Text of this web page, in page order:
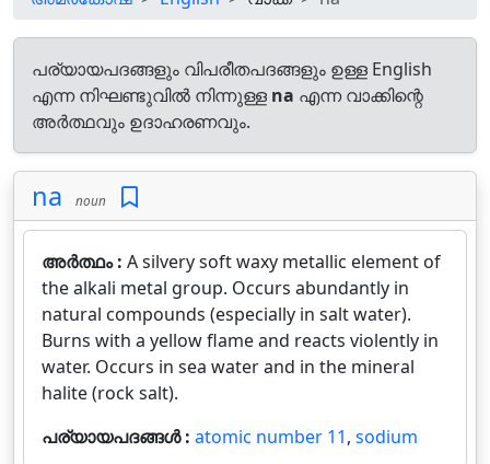
പര്യായപദങ്ങളും വിപരീതപദങ്ങളും ഉള്ള English
എന്ന നിഘണ്ടുവിൽ നിന്നുള്ള na എന്ന വാക്കിന്റെ
അർത്ഥവും ഉദാഹരണവും.
na noun
അർത്ഥം : A silvery soft waxy metallic element of
the alkali metal group. Occurs abundantly in
natural compounds (especially in salt water).
Burns with a yellow flame and reacts violently in
water. Occurs in sea water and in the mineral
halite (rock salt).
പര്യായപദങ്ങൾ : atomic number 11, sodium